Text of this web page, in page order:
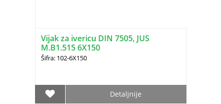
Vijak za ivericu DIN 7505, JUS
M.B1.515 6X150
Šifra: 102-6X150
Detaljnije